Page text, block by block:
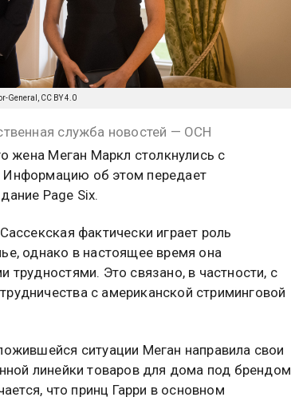
General, CC BY 4.0
служба новостей — ОСН
жена Меган Маркл столкнулись с
об этом передает
Page Six.
фактически играет роль
однако в настоящее время она
трудностями. Это связано, в частности, с
с американской стриминговой
ситуации Меган направила свои
линейки товаров для дома под брендом
что принц Гарри в основном